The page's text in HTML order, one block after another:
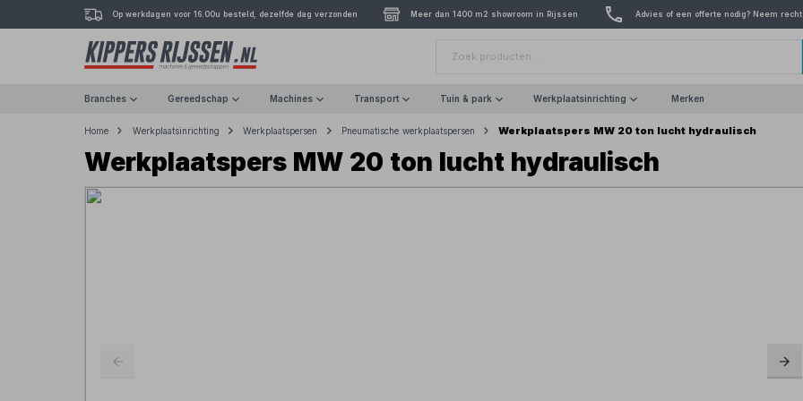
Op werkdagen voor 16.00u besteld, dezelfde dag verzonden Meer dan 1400 m2 showroom in Rijssen Advies of een offerte nodig? Neem
Branches Gereedschap Machines Transport Tuin & park Werkplaatsinrichting Merken
Home Werkplaatsinrichting Werkplaatspersen Pneumatische werkplaatspersen Werkplaatspers MW 20 ton lucht hydraulisch
Werkplaatspers MW 20 ton lucht hydraulisch